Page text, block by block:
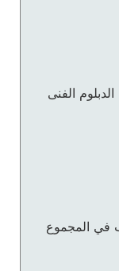
الفنى
في المجموع